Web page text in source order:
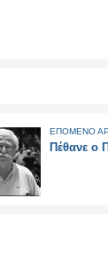
ΕΠΟΜΕΝΟ
Πέθανε ο